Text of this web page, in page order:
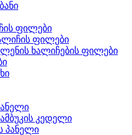
ფილები
ფილები
ხალიჩების ფილები
კედელი
პანელი